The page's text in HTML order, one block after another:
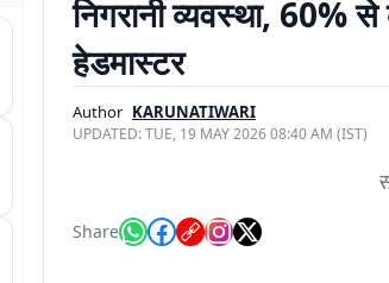
निगरानी व्यवस्था, 60%
हेडमास्टर
Author KARUNATIWARI
UPDATED:TUE, 19 MAY 2026 08:40 AM (IST)
Share